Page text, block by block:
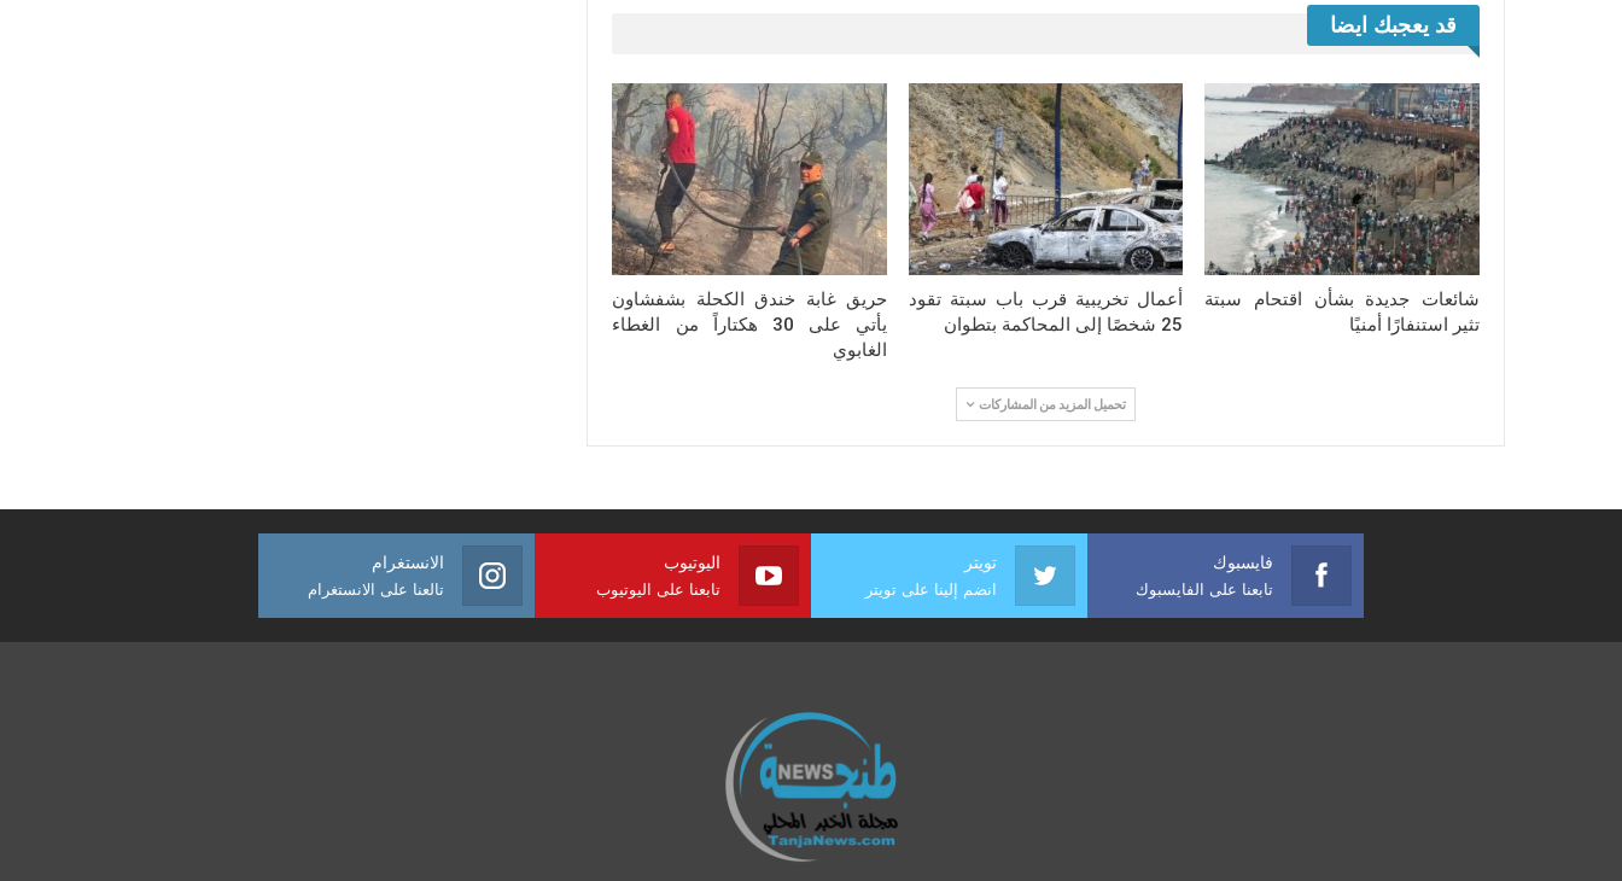
قد يعجبك ايضا
شائعات جديدة بشأن اقتحام سبتة
تثير استنفارًا أمنيًا
أعمال تخريبية قرب باب سبتة تقود
25 شخصًا إلى المحاكمة بتطوان
حريق غابة خندق الكحلة بشفشاون
يأتي على 30 هكتاراً من الغطاء
الغابوي
تحميل المزيد من المشاركات
فايسبوك
تابعنا على الفايسبوك
تويتر
انضم إلينا على تويتر
اليوتيوب
تابعنا على اليوتيوب
الانستغرام
تالعنا على الانستغرام